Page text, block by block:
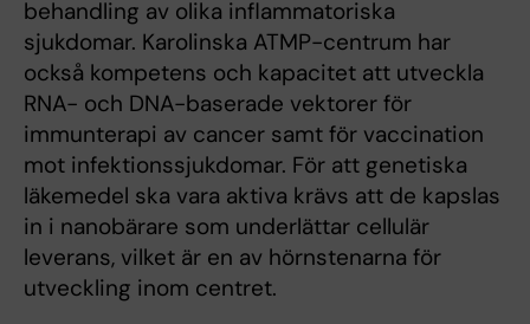
behandling av olika inflammatoriska
sjukdomar. Karolinska ATMP-centrum har
också kompetens och kapacitet att utveckla
RNA- och DNA-baserade vektorer för
immunterapi av cancer samt för vaccination
mot infektionssjukdomar. För att genetiska
läkemedel ska vara aktiva krävs att de kapslas
in i nanobärare som underlättar cellulär
leverans, vilket är en av hörnstenarna för
utveckling inom centret.